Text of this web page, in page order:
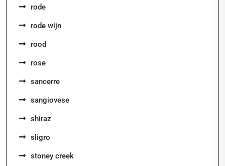
rode
rode wijn
rood
rose
sancerre
sangiovese
shiraz
sligro
stoney creek